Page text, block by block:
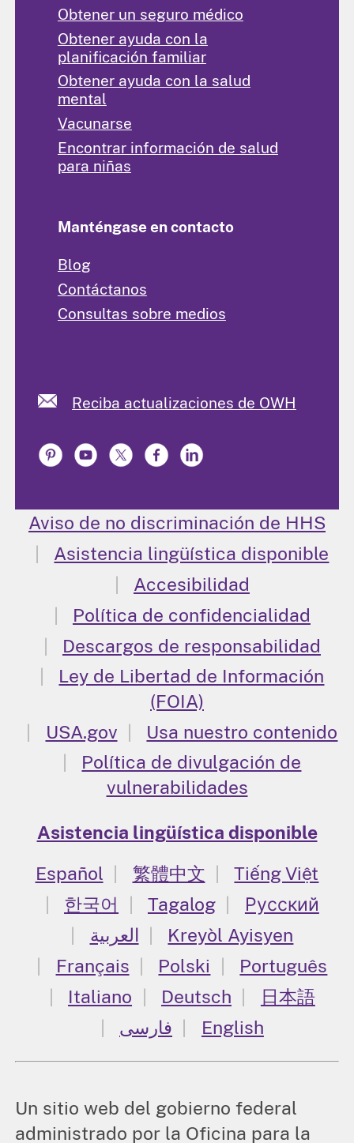
Obtener un seguro médico
Obtener ayuda con la
planificación familiar
Obtener ayuda con la salud
mental
Vacunarse
Encontrar información de salud
para niñas
Manténgase en contacto
Blog
Contáctanos
Consultas sobre medios
Reciba actualizaciones de OWH
Aviso de no discriminación de HHS
Asistencia lingüística disponible
Accesibilidad
Política de confidencialidad
Descargos de responsabilidad
Ley de Libertad de Información
(FOIA)
USA.gov
Usa nuestro contenido
Política de divulgación de
vulnerabilidades
Asistencia lingüística disponible
Español
繁體中文
Tiếng Việt
한국어
Tagalog
Русский
العربية
Kreyòl Ayisyen
Français
Polski
Português
Italiano
Deutsch
日本語
فارسی
English
Un sitio web del gobierno federal
administrado por la Oficina para la